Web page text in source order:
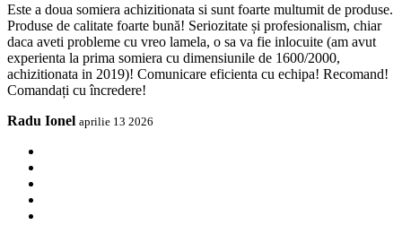
Este a doua somiera achizitionata si sunt foarte multumit de produse.
Produse de calitate foarte bună! Seriozitate și profesionalism, chiar
daca aveti probleme cu vreo lamela, o sa va fie inlocuite (am avut
experienta la prima somiera cu dimensiunile de 1600/2000,
achizitionata in 2019)! Comunicare eficienta cu echipa! Recomand!
Comandați cu încredere!
Radu Ionel aprilie 13 2026